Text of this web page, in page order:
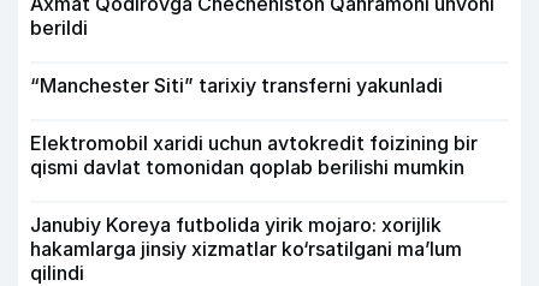
berildi
“Manchester Siti” tarixiy transferni yakunladi
Elektromobil xaridi uchun avtokredit foizining bir
qismi davlat tomonidan qoplab berilishi mumkin
Janubiy Koreya futbolida yirik mojaro: xorijlik
hakamlarga jinsiy xizmatlar ko‘rsatilgani ma’lum
qilindi